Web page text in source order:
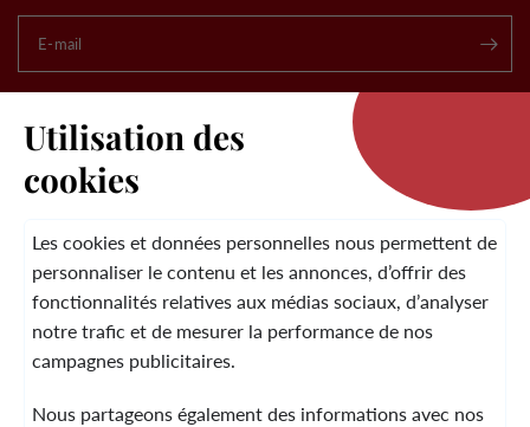
E-mail
LA MARQUE
SERVICE CLIENT
MENTIONS LÉGALESCGVCONTACT
Utilisation des
cookies
Les cookies et données personnelles nous permettent de
personnaliser le contenu et les annonces, d’offrir des
fonctionnalités relatives aux médias sociaux, d’analyser
notre trafic et de mesurer la performance de nos
campagnes publicitaires.
Nous partageons également des informations avec nos